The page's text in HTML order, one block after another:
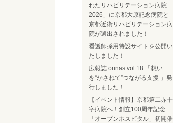
れたリハビリテーション病院
2026」に京都大原記念病院と
京都近衛リハビリテーション病
院が選出されました！
看護師採用特設サイトを公開い
たしました！
広報誌 orinas vol.18 「想い
を“かさねて”つながる支援 」発
行しました！
【イベント情報】京都第二赤十
字病院へ！創立100周年記念
「オープンホスピタル」初開催